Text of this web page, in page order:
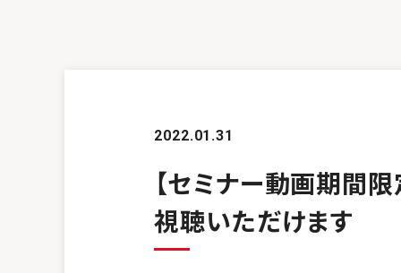
2022.01.31
【セミナー動画期間
視聴いただけます